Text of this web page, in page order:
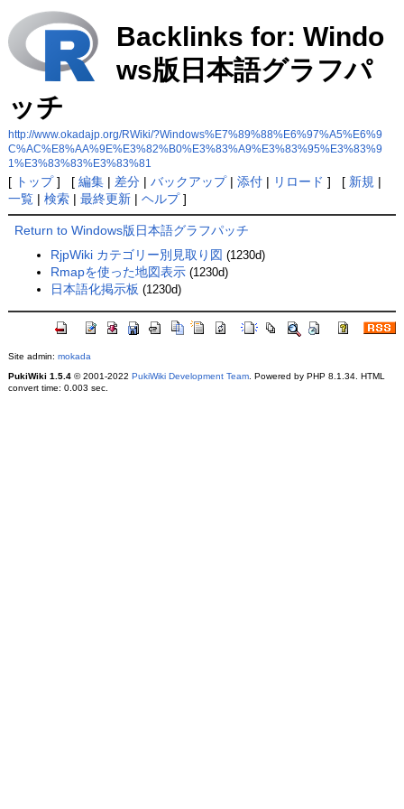
Backlinks for: Windo
ws版日本語グラフパ
ッチ
http://www.okadajp.org/RWiki/?Windows%E7%89%88%E6%97%A5%E6%9
C%AC%E8%AA%9E%E3%82%B0%E3%83%A9%E3%83%95%E3%83%9
1%E3%83%83%E3%83%81
[ トップ] [ 編集| 差分| バックアップ| 添付| リロード ] [ 新規 |
一覧| 検索| 最終更新| ヘルプ]
Return to Windows版日本語グラフパッチ
RjpWiki カテゴリー別見取り図 (1230d)
Rmapを使った地図表示 (1230d)
日本語化掲示板 (1230d)
Site admin: mokada
PukiWiki 1.5.4© 2001-2022 PukiWiki Development Team. Powered by PHP 8.1.34. HTML
convert time: 0.003 sec.